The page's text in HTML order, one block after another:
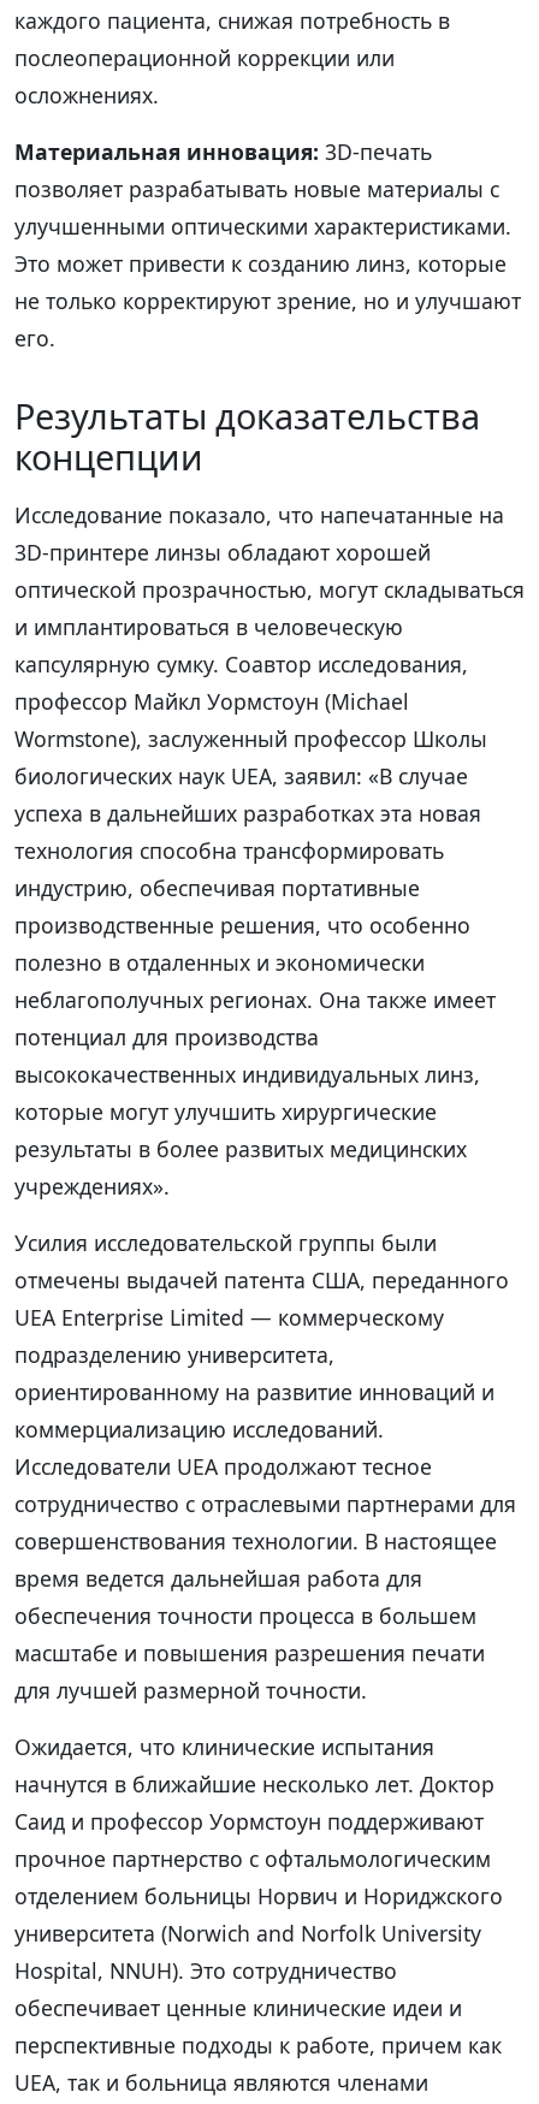
каждого пациента, снижая потребность в
послеоперационной коррекции или
осложнениях.
Материальная инновация: 3D-печать
позволяет разрабатывать новые материалы с
улучшенными оптическими характеристиками.
Это может привести к созданию линз, которые
не только корректируют зрение, но и улучшают
его.
Результаты доказательства
концепции
Исследование показало, что напечатанные на
3D-принтере линзы обладают хорошей
оптической прозрачностью, могут складываться
и имплантироваться в человеческую
капсулярную сумку. Соавтор исследования,
профессор Майкл Уормстоун (Michael
Wormstone), заслуженный профессор Школы
биологических наук UEA, заявил: «В случае
успеха в дальнейших разработках эта новая
технология способна трансформировать
индустрию, обеспечивая портативные
производственные решения, что особенно
полезно в отдаленных и экономически
неблагополучных регионах. Она также имеет
потенциал для производства
высококачественных индивидуальных линз,
которые могут улучшить хирургические
результаты в более развитых медицинских
учреждениях».
Усилия исследовательской группы были
отмечены выдачей патента США, переданного
UEA Enterprise Limited — коммерческому
подразделению университета,
ориентированному на развитие инноваций и
коммерциализацию исследований.
Исследователи UEA продолжают тесное
сотрудничество с отраслевыми партнерами для
совершенствования технологии. В настоящее
время ведется дальнейшая работа для
обеспечения точности процесса в большем
масштабе и повышения разрешения печати
для лучшей размерной точности.
Ожидается, что клинические испытания
начнутся в ближайшие несколько лет. Доктор
Саид и профессор Уормстоун поддерживают
прочное партнерство с офтальмологическим
отделением больницы Норвич и Нориджского
университета (Norwich and Norfolk University
Hospital, NNUH). Это сотрудничество
обеспечивает ценные клинические идеи и
перспективные подходы к работе, причем как
UEA, так и больница являются членами